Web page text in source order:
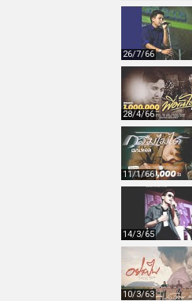
26/7/66
28/4/66
11/1/66
14/3/65
10/3/63